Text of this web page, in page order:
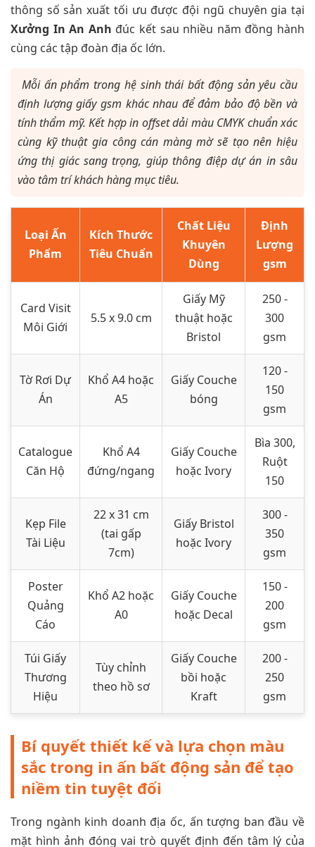
thông số sản xuất tối ưu được đội ngũ chuyên gia tại
Xưởng In An Anh đúc kết sau nhiều năm đồng hành
cùng các tập đoàn địa ốc lớn.
Mỗi ấn phẩm trong hệ sinh thái bất động sản yêu cầu
định lượng giấy gsm khác nhau để đảm bảo độ bền và
tính thẩm mỹ. Kết hợp in offset dải màu CMYK chuẩn xác
cùng kỹ thuật gia công cán màng mờ sẽ tạo nên hiệu
ứng thị giác sang trọng, giúp thông điệp dự án in sâu
vào tâm trí khách hàng mục tiêu.
Loại Ấn
Phẩm
Kích Thước
Tiêu Chuẩn
Chất Liệu
Khuyên
Dùng
Định
Lượng
gsm
Card Visit
Môi Giới
5.5 x 9.0 cm
Giấy Mỹ
thuật hoặc
Bristol
250 -
300
gsm
Tờ Rơi Dự
Án
Khổ A4 hoặc
A5
Giấy Couche
bóng
120 -
150
gsm
Catalogue
Căn Hộ
Khổ A4
đứng/ngang
Giấy Couche
hoặc Ivory
Bìa 300,
Ruột
150
Kẹp File
Tài Liệu
22 x 31 cm
(tai gấp
7cm)
Giấy Bristol
hoặc Ivory
300 -
350
gsm
Poster
Quảng
Cáo
Khổ A2 hoặc
A0
Giấy Couche
hoặc Decal
150 -
200
gsm
Túi Giấy
Thương
Hiệu
Tùy chỉnh
theo hồ sơ
Giấy Couche
bồi hoặc
Kraft
200 -
250
gsm
Bí quyết thiết kế và lựa chọn màu
sắc trong in ấn bất động sản để tạo
niềm tin tuyệt đối
Trong ngành kinh doanh địa ốc, ấn tượng ban đầu về
mặt hình ảnh đóng vai trò quyết định đến tâm lý của